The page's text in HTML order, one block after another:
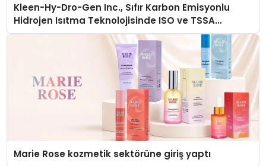
Kleen-Hy-Dro-Gen Inc., Sıfır Karbon Emisyonlu
Hidrojen Isıtma Teknolojisinde ISO ve TSSA
Düzenleyici Onaylarını Aldı
Marie Rose kozmetik sektörüne giriş yaptı